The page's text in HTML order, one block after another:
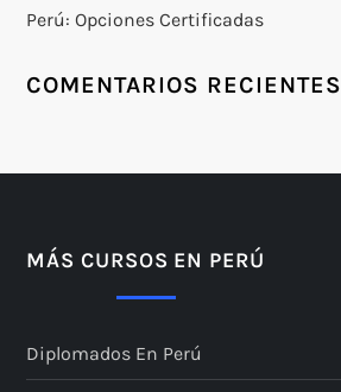
Perú: Opciones Certificadas
COMENTARIOS RECIENTES
MÁS CURSOS EN PERÚ
Diplomados En Perú